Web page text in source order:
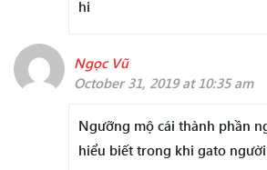
hi
Ngọc Vũ
October 31, 2019 at 10:35 am
Ngưỡng mộ cái thành phần
hiểu biết trong khi gato